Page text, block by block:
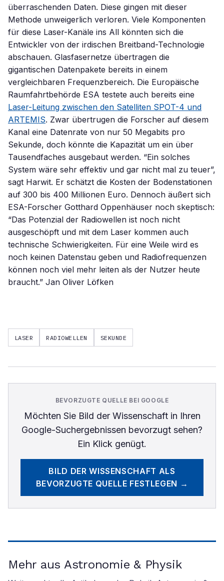
überraschenden Daten. Diese gingen mit dieser
Methode unweigerlich verloren. Viele Komponenten
für diese Laser-Kanäle ins All könnten sich die
Entwickler von der irdischen Breitband-Technologie
abschauen. Glasfasernetze übertragen die
gigantischen Datenpakete bereits in einem
vergleichbaren Frequenzbereich. Die Europäische
Raumfahrtbehörde ESA testete auch bereits eine
Laser-Leitung zwischen den Satelliten SPOT-4 und
ARTEMIS. Zwar übertrugen die Forscher auf diesem
Kanal eine Datenrate von nur 50 Megabits pro
Sekunde, doch könnte die Kapazität um ein über
Tausendfaches ausgebaut werden. “Ein solches
System wäre sehr effektiv und gar nicht mal zu teuer”,
sagt Harwit. Er schätzt die Kosten der Bodenstationen
auf 300 bis 400 Millionen Euro. Dennoch äußert sich
ESA-Forscher Gotthard Oppenhäuser noch skeptisch:
“Das Potenzial der Radiowellen ist noch nicht
ausgeschöpft und mit dem Laser kommen auch
technische Schwierigkeiten. Für eine Weile wird es
noch keinen Datenstau geben und Radiofrequenzen
können noch viel mehr leiten als der Nutzer heute
braucht.” Jan Oliver Löfken
LASER RADIOWELLEN SEKUNDE
BEVORZUGTE QUELLE BEI GOOGLE
Möchten Sie Bild der Wissenschaftin Ihren
Google-Suchergebnissen bevorzugt sehen?
Ein Klick genügt.
BILD DER WISSENSCHAFT ALS
BEVORZUGTE QUELLE FESTLEGEN →
Mehr aus Astronomie & Physik